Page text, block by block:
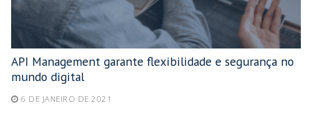
API Management garante flexibilidade e segurança no
mundo digital
6 DE JANEIRO DE 2021